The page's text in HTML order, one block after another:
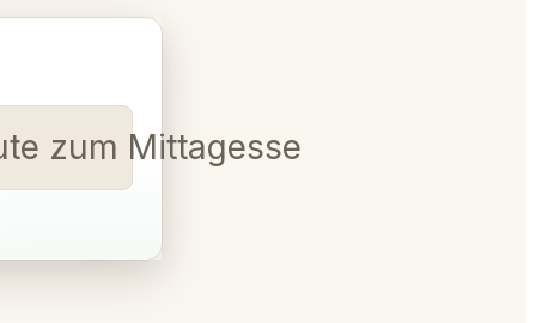
zum Mittagessen 12-130